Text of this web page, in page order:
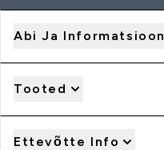
Abi Ja Informatsioon
Tooted
Ettevõtte Info